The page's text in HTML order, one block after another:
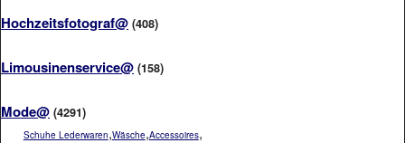
Hochzeitsfotograf@ (408)
Limousinenservice@ (158)
Mode@ (4291)
Schuhe Lederwaren,Wäsche,Accessoires,